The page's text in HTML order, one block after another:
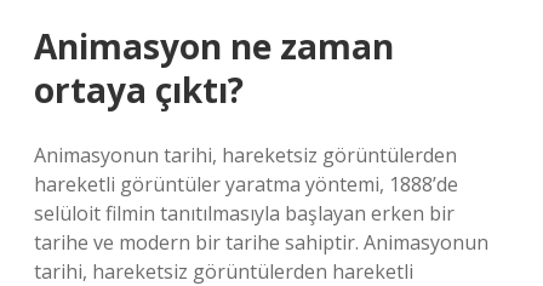
Animasyon ne zaman
ortaya çıktı?
Animasyonun tarihi, hareketsiz görüntülerden
hareketli görüntüler yaratma yöntemi, 1888’de
selüloit filmin tanıtılmasıyla başlayan erken bir
tarihe ve modern bir tarihe sahiptir. Animasyonun
tarihi, hareketsiz görüntülerden hareketli